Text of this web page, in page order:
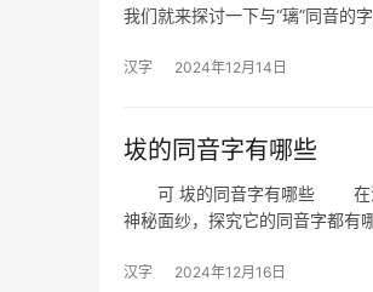
我们就来探讨一下与“璃”同音的
汉字 2024年12月14日
坺的同音字有哪些
可 坺的同音字有哪些 在汉字
神秘面纱，探究它的同音字都
汉字 2024年12月16日